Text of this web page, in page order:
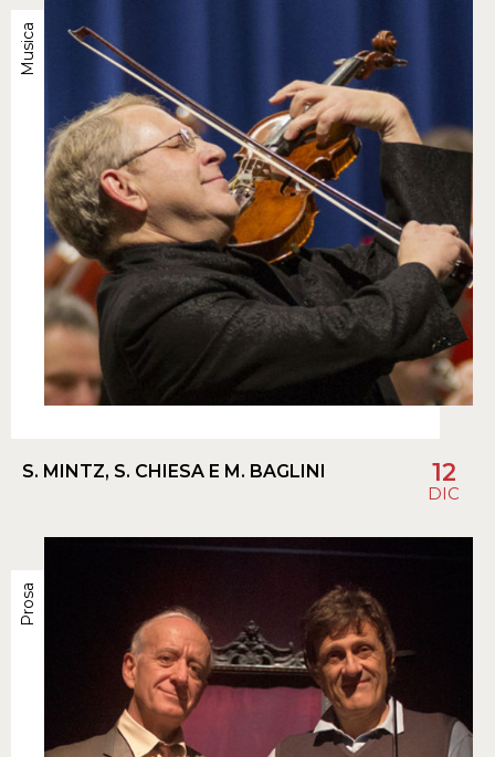
Musica
S. MINTZ, S. CHIESA E M. BAGLINI 12
DIC
Prosa